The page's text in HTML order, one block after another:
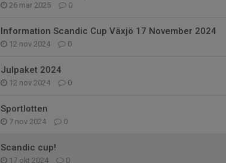
26 mar 2025 0
Information Scandic Cup Växjö 17 November 2024
12 nov 2024 0
Julpaket 2024
12 nov 2024 0
Sportlotten
7 nov 2024 0
Scandic cup!
17 okt 2024 0